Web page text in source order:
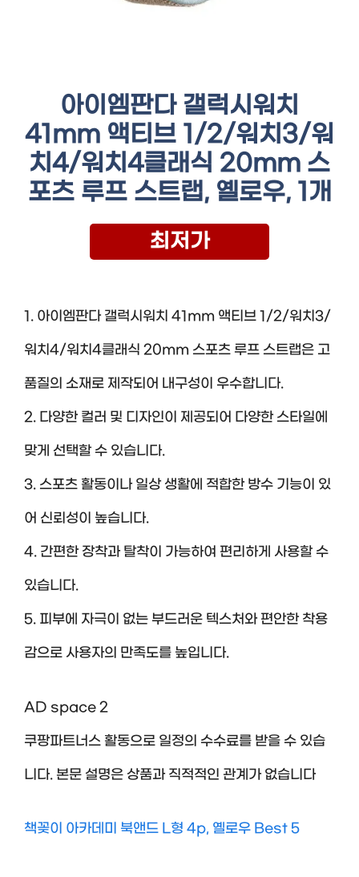
아이엠판다 갤럭시워치
41mm 액티브 1/2/워치3/워
치4/워치4클래식 20mm 스
포츠 루프 스트랩, 옐로우, 1개
최저가
1. 아이엠판다 갤럭시워치 41mm 액티브 1/2/워치3/
워치4/워치4클래식 20mm 스포츠 루프 스트랩은 고
품질의 소재로 제작되어 내구성이 우수합니다.
2. 다양한 컬러 및 디자인이 제공되어 다양한 스타일에
맞게 선택할 수 있습니다.
3. 스포츠 활동이나 일상 생활에 적합한 방수 기능이 있
어 신뢰성이 높습니다.
4. 간편한 장착과 탈착이 가능하여 편리하게 사용할 수
있습니다.
5. 피부에 자극이 없는 부드러운 텍스처와 편안한 착용
감으로 사용자의 만족도를 높입니다.
AD space 2
쿠팡파트너스 활동으로 일정의 수수료를 받을 수 있습
니다. 본문 설명은 상품과 직적적인 관계가 없습니다
책꽂이 아카데미 북앤드 L형 4p, 옐로우 Best 5